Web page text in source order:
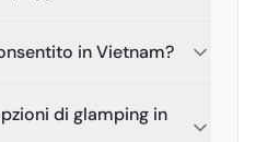
in Vietnam?
di glamping in